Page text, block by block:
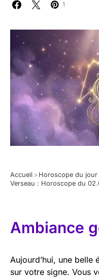
1
Accueil > Horoscope du jour
Verseau : Horoscope du
Ambiance
Aujourd’hui, une belle
sur votre signe. Vous